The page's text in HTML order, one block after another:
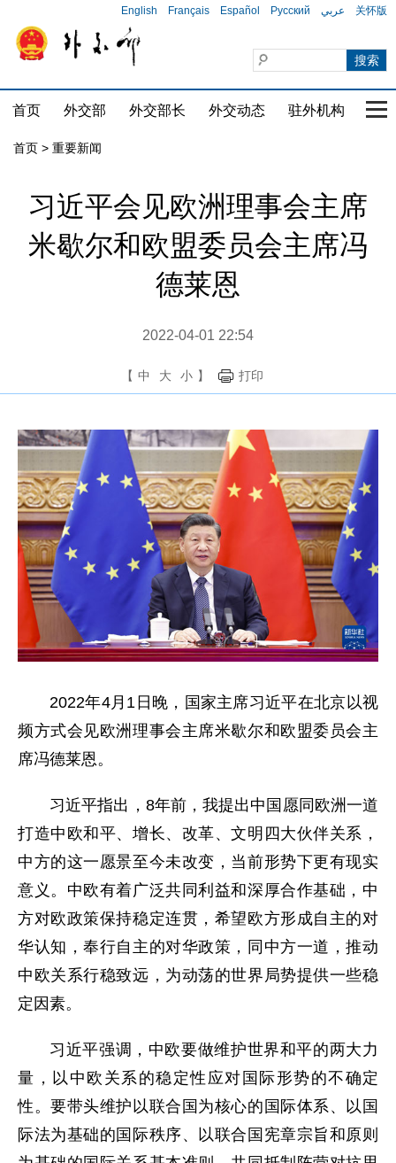
English Français Español Русский عربي 关怀版
首页 外交部 外交部长 外交动态 驻外机构 国
首页 > 重要新闻
习近平会见欧洲理事会主席
米歇尔和欧盟委员会主席冯
德莱恩
2022-04-01 22:54
【 中 大 小 】 打印
2022年4月1日晚，国家主席习近平在北京以视
频方式会见欧洲理事会主席米歇尔和欧盟委员会主
席冯德莱恩。
习近平指出，8年前，我提出中国愿同欧洲一道
打造中欧和平、增长、改革、文明四大伙伴关系，
中方的这一愿景至今未改变，当前形势下更有现实
意义。中欧有着广泛共同利益和深厚合作基础，中
方对欧政策保持稳定连贯，希望欧方形成自主的对
华认知，奉行自主的对华政策，同中方一道，推动
中欧关系行稳致远，为动荡的世界局势提供一些稳
定因素。
习近平强调，中欧要做维护世界和平的两大力
量，以中欧关系的稳定性应对国际形势的不确定
性。要带头维护以联合国为核心的国际体系、以国
际法为基础的国际秩序、以联合国宪章宗旨和原则